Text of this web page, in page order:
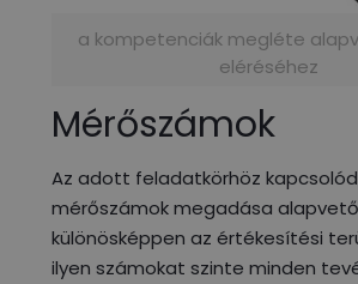
a kompetenciák megléte
eléréséhez
Mérőszámok
Az adott feladatkörhöz
mérőszámok megadása
különösképpen az értékesítési
ilyen számokat szinte minden